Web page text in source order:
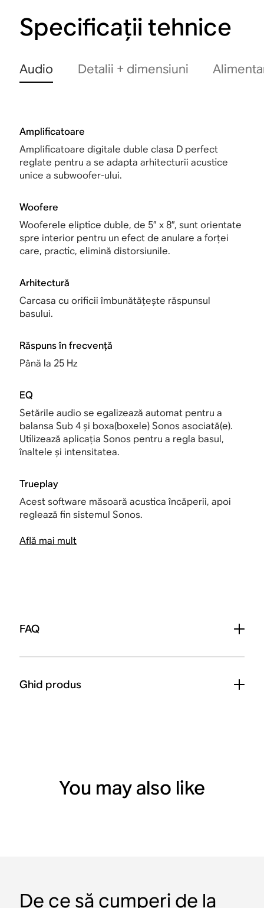
Specificații tehnice
Audio Detalii + dimensiuni
Amplificatoare
Amplificatoare digitale duble clasa D perfect
reglate pentru a se adapta arhitecturii acustice
unice a subwoofer-ului.
Woofere
Wooferele eliptice duble, de 5” x 8”, sunt orientate
spre interior pentru un efect de anulare a forței
care, practic, elimină distorsiunile.
Arhitectură
Carcasa cu orificii îmbunătățește răspunsul
basului.
Răspuns în frecvență
Până la 25 Hz
EQ
Setările audio se egalizează automat pentru a
balansa Sub 4 și boxa(boxele) Sonos asociată(e).
Utilizează aplicația Sonos pentru a regla basul,
înaltele și intensitatea.
Trueplay
Acest software măsoară acustica încăperii, apoi
reglează fin sistemul Sonos.
Află mai mult
FAQ
Ghid produs
You may also like
De ce să cumperi de la